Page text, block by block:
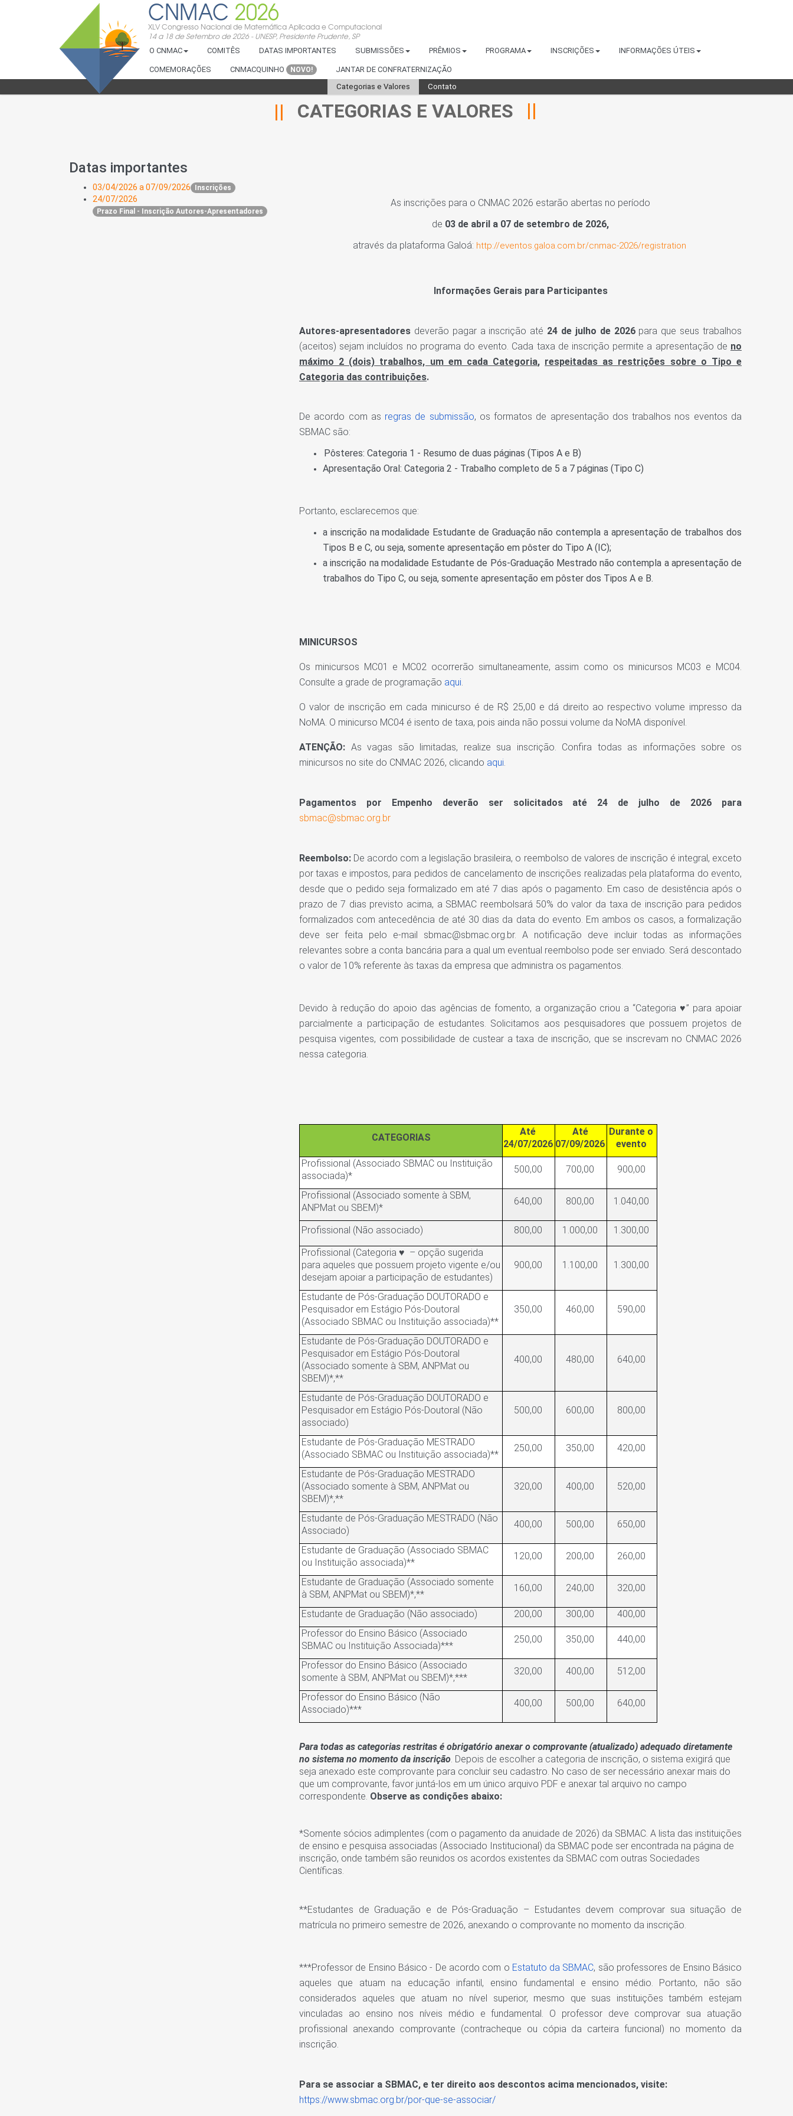
CNMAC 2026
XLV Congresso Nacional de Matemática Aplicada e Computacional
14 a 18 de Setembro de 2026 - UNESP, Presidente Prudente, SP
O CNMAC COMITÊS DATAS IMPORTANTES SUBMISSÕES PRÊMIOS PROGRAMA INSCRIÇÕES INFORMAÇÕES ÚTEIS
COMEMORAÇÕES CNMACQUINHO NOVO!
JANTAR DE CONFRATERNIZAÇÃO
Categorias e Valores
Contato
CATEGORIAS E VALORES
Datas importantes
03/04/2026 a 07/09/2026 Inscrições
24/07/2026
Prazo Final - Inscrição Autores-Apresentadores
As inscrições para o CNMAC 2026 estarão abertas no período
de 03 de abril a 07 de setembro de 2026,
através da plataforma Galoá: http://eventos.galoa.com.br/cnmac-2026/registration
Informações Gerais para Participantes
Autores-apresentadores deverão pagar a inscrição até 24 de julho de 2026para que seus trabalhos
(aceitos) sejam incluídos no programa do evento. Cada taxa de inscrição permite a apresentação de no
máximo 2 (dois) trabalhos, um em cada Categoria, respeitadas as restrições sobre o Tipo e
Categoria das contribuições.
De acordo com as regras de submissão, os formatos de apresentação dos trabalhos nos eventos da
SBMAC são:
Pôsteres: Categoria 1 - Resumo de duas páginas (Tipos A e B)
Apresentação Oral: Categoria 2 - Trabalho completo de 5 a 7 páginas (Tipo C)
Portanto, esclarecemos que:
a inscrição na modalidade Estudante de Graduação não contempla a apresentação de trabalhos dos
Tipos B e C, ou seja, somente apresentação em pôster do Tipo A (IC);
a inscrição na modalidade Estudante de Pós-Graduação Mestrado não contempla a apresentação de
trabalhos do Tipo C, ou seja, somente apresentação em pôster dos Tipos A e B.
MINICURSOS
Os minicursos MC01 e MC02 ocorrerão simultaneamente, assim como os minicursos MC03 e MC04.
Consulte a grade de programação aqui.
O valor de inscrição em cada minicurso é de R$ 25,00 e dá direito ao respectivo volume impresso da
NoMA. O minicurso MC04 é isento de taxa, pois ainda não possui volume da NoMA disponível.
ATENÇÃO: As vagas são limitadas, realize sua inscrição. Confira todas as informações sobre os
minicursos no site do CNMAC 2026, clicando aqui.
Pagamentos por Empenho deverão ser solicitados até 24 de julho de 2026 para
sbmac@sbmac.org.br
Reembolso: De acordo com a legislação brasileira, o reembolso de valores de inscrição é integral, exceto
por taxas e impostos, para pedidos de cancelamento de inscrições realizadas pela plataforma do evento,
desde que o pedido seja formalizado em até 7 dias após o pagamento. Em caso de desistência após o
prazo de 7 dias previsto acima, a SBMAC reembolsará 50% do valor da taxa de inscrição para pedidos
formalizados com antecedência de até 30 dias da data do evento. Em ambos os casos, a formalização
deve ser feita pelo e-mail sbmac@sbmac.org.br. A notificação deve incluir todas as informações
relevantes sobre a conta bancária para a qual um eventual reembolso pode ser enviado. Será descontado
o valor de 10% referente às taxas da empresa que administra os pagamentos.
Devido à redução do apoio das agências de fomento, a organização criou a “Categoria ♥” para apoiar
parcialmente a participação de estudantes. Solicitamos aos pesquisadores que possuem projetos de
pesquisa vigentes, com possibilidade de custear a taxa de inscrição, que se inscrevam no CNMAC 2026
nessa categoria.
CATEGORIAS
Até
24/07/2026
Até
07/09/2026
Durante o
evento
Profissional (Associado SBMAC ou Instituição
associada)*
500,00 700,00 900,00
Profissional (Associado somente à SBM,
ANPMat ou SBEM)*
640,00 800,00 1.040,00
Profissional (Não associado) 800,00 1.000,00
1.300,00
Profissional (Categoria ♥ – opção sugerida
para aqueles que possuem projeto vigente e/ou
desejam apoiar a participação de estudantes)
900,00 1.100,00 1.300,00
Estudante de Pós-Graduação DOUTORADO e
Pesquisador em Estágio Pós-Doutoral
(Associado SBMAC ou Instituição associada)**
350,00 460,00 590,00
Estudante de Pós-Graduação DOUTORADO e
Pesquisador em Estágio Pós-Doutoral
(Associado somente à SBM, ANPMat ou
SBEM)*,**
400,00 480,00 640,00
Estudante de Pós-Graduação DOUTORADO e
Pesquisador em Estágio Pós-Doutoral (Não
associado)
500,00 600,00 800,00
Estudante de Pós-Graduação MESTRADO
(Associado SBMAC ou Instituição associada)**
250,00 350,00 420,00
Estudante de Pós-Graduação MESTRADO
(Associado somente à SBM, ANPMat ou
SBEM)*,**
320,00 400,00 520,00
Estudante de Pós-Graduação MESTRADO (Não
Associado)
400,00 500,00 650,00
Estudante de Graduação (Associado SBMAC
ou Instituição associada)**
120,00 200,00 260,00
Estudante de Graduação (Associado somente
à SBM, ANPMat ou SBEM)*,**
160,00 240,00 320,00
Estudante de Graduação (Não associado) 200,00 300,00
400,00
Professor do Ensino Básico (Associado
SBMAC ou Instituição Associada)***
250,00 350,00 440,00
Professor do Ensino Básico (Associado
somente à SBM, ANPMat ou SBEM)*,***
320,00 400,00 512,00
Professor do Ensino Básico (Não
Associado)***
400,00 500,00 640,00
Para todas as categorias restritas é obrigatório anexar o comprovante (atualizado) adequado diretamente
no sistema no momento da inscrição . Depois de escolher a categoria de inscrição, o sistema exigirá que
seja anexado este comprovante para concluir seu cadastro. No caso de ser necessário anexar mais do
que um comprovante, favor juntá-los em um único arquivo PDF e anexar tal arquivo no campo
correspondente. Observe as condições abaixo:
*Somente sócios adimplentes (com o pagamento da anuidade de 2026) da SBMAC. A lista das instituições
de ensino e pesquisa associadas (Associado Institucional) da SBMAC pode ser encontrada na página de
inscrição, onde também são reunidos os acordos existentes da SBMAC com outras Sociedades
Científicas.
**Estudantes de Graduação e de Pós-Graduação – Estudantes devem comprovar sua situação de
matrícula no primeiro semestre de 2026, anexando o comprovante no momento da inscrição.
***Professor de Ensino Básico - De acordo com o Estatuto da SBMAC, são professores de Ensino Básico
aqueles que atuam na educação infantil, ensino fundamental e ensino médio. Portanto, não são
considerados aqueles que atuam no nível superior, mesmo que suas instituições também estejam
vinculadas ao ensino nos níveis médio e fundamental. O professor deve comprovar sua atuação
profissional anexando comprovante (contracheque ou cópia da carteira funcional) no momento da
inscrição.
Para se associar a SBMAC, e ter direito aos descontos acima mencionados, visite:
https://www.sbmac.org.br/por-que-se-associar/